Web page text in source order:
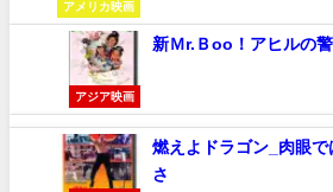
アメリカ映画
アジア映画
新Ｍr.Ｂoo！アヒルの
燃えよドラゴン_肉眼
さ